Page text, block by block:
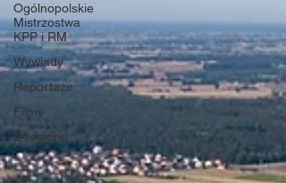
Ogólnopolskie
Mistrzostwa
KPP i RM
Wywiady
Reportaże
Filmy
Z regionu